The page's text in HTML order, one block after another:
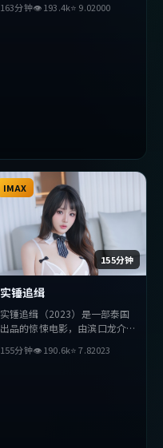
菲等主演。影片在叙事与视听上
163分钟👁193.4k⭐ 9.02000
155分钟
IMAX
实锤追缉
实锤追缉（2023）是一部泰国
出品的惊悚电影，由滨口龙介执
哉、汤唯等主演。影片在叙事与
155分钟👁190.6k⭐7.82023